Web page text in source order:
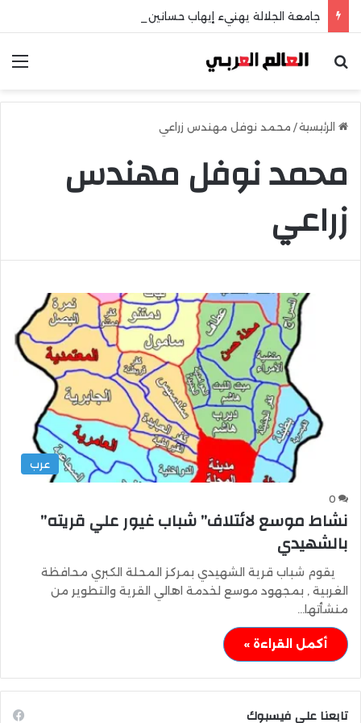
بحث عن
الرئيسية/ محمد نوفل مهندس زراعي
محمد نوفل مهندس
زراعي
عرب
0
نشاط موسع لائتلاف” شباب غيور علي قريته”
بالشهيدي
يقوم شباب قرية الشهيدي بمركز المحلة الكبري محافظة
الغربية , بمجهود موسع لخدمة اهالي القرية والتطوير من
منشأتها…
أكمل القراءة »
تابعنا على فيسبوك